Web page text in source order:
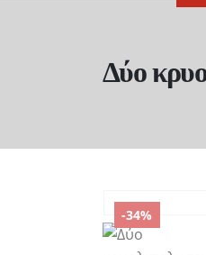
Δύο
-34%